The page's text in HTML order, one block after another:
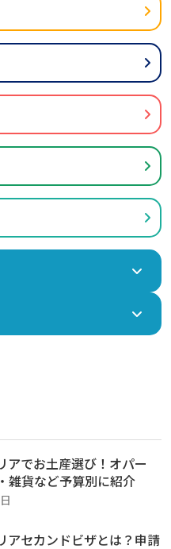
アでお土産選び！オパー
雑貨など予算別に紹介
アセカンドビザとは？申請